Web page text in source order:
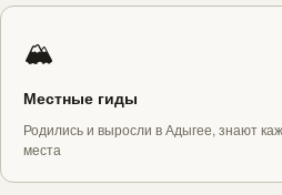
🏔️
Местные гиды
Родились и выросли в Адыгее, знают
места